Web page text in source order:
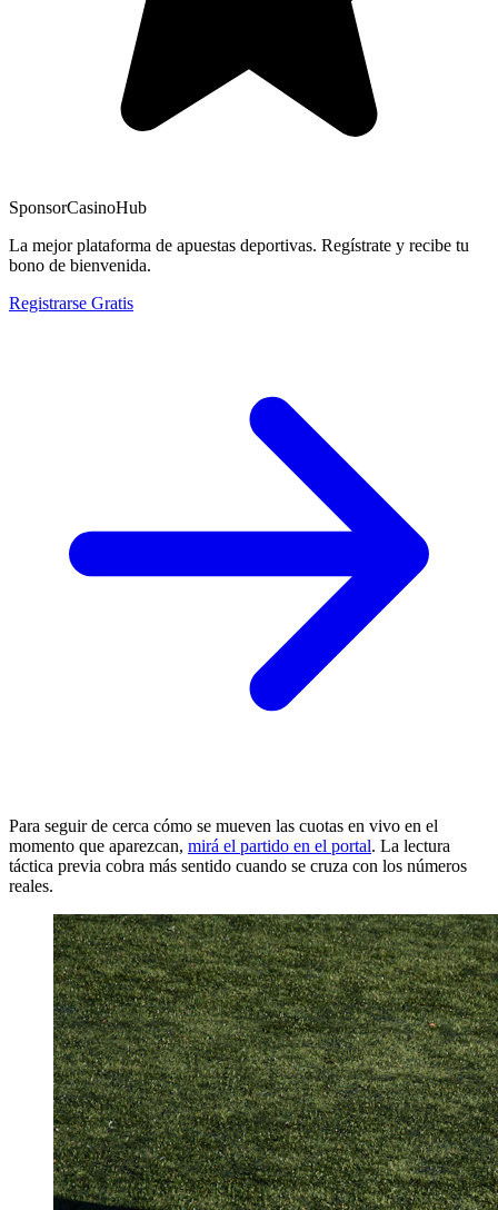
SponsorCasinoHub
La mejor plataforma de apuestas deportivas. Regístrate y recibe tu
bono de bienvenida.
Registrarse Gratis
Para seguir de cerca cómo se mueven las cuotas en vivo en el
momento que aparezcan, mirá el partido en el portal. La lectura
táctica previa cobra más sentido cuando se cruza con los números
reales.